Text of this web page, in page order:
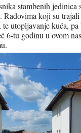
stambenih
Radovima koji su
utopljavanje kuća,
6-tu godinu u ovom